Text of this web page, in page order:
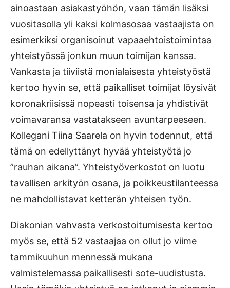
ainoastaan asiakastyöhön, vaan tämän lisäksi
vuositasolla yli kaksi kolmasosaa vastaajista on
esimerkiksi organisoinut vapaaehtois­toimintaa
yhteistyössä jonkun muun toimijan kanssa.
Vankasta ja tiiviistä monialaisesta yhteistyöstä
kertoo hyvin se, että paikalliset toimijat löysivät
koronakriisissä nopeasti toisensa ja yhdistivät
voimavaransa vastatakseen avuntarpeeseen.
Kollegani Tiina Saarela on hyvin todennut, että
tämä on edellyttänyt hyvää yhteistyötä jo
”rauhan aikana”. Yhteistyöverkostot on luotu
tavallisen arkityön osana, ja poikkeustilanteessa
ne mahdollistavat ketterän yhteisen työn.
Diakonian vahvasta verkostoitumisesta kertoo
myös se, että 52 vastaajaa on ollut jo viime
tammikuuhun mennessä mukana
valmistelemassa paikallisesti sote-uudis­tusta.